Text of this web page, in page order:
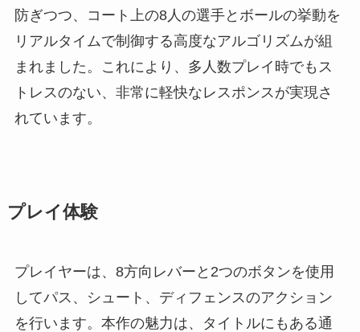
防ぎつつ、コート上の8人の選手とボールの挙動を
リアルタイムで制御する高度なアルゴリズムが組
まれました。これにより、多人数プレイ時でもス
トレスのない、非常に軽快なレスポンスが実現さ
れています。
プレイ体験
プレイヤーは、8方向レバーと2つのボタンを使用
してパス、シュート、ディフェンスのアクション
を行います。本作の魅力は、タイトルにもある通